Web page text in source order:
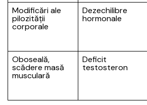
Modificări ale
pilozității
corporale
Dezechilibre
hormonale
Oboseală,
scădere masă
musculară
Deficit
testosteron